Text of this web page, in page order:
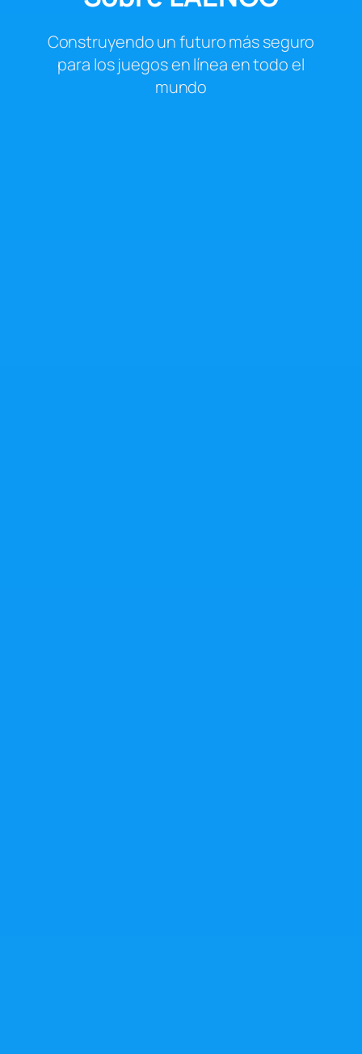
Construyendo un futuro más seguro
para los juegos en línea en todo el
mundo